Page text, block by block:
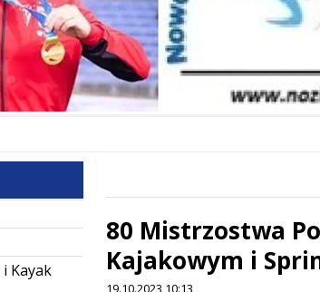
Kayak
80 Mistrzostwa
Kajakowym i
19.10.2023 10:13